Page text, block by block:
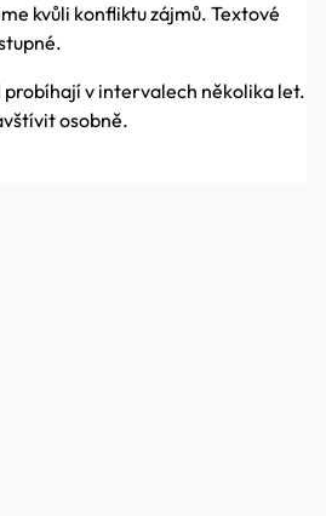
kvůli konfliktu zájmů. Textové
probíhají v intervalech několika let.
osobně.